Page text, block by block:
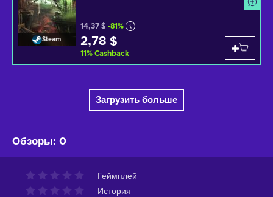
Steam
14,37 $ -81%
2,78 $
11% Cashback
Загрузить больше
Обзоры: 0
Геймплей
История